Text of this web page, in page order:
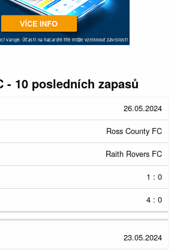
- 10 posledních zapasů
Konec
zápasu
26.05.2024
Ross County FC
Raith Rovers FC
1 : 0
4 : 0
23.05.2024